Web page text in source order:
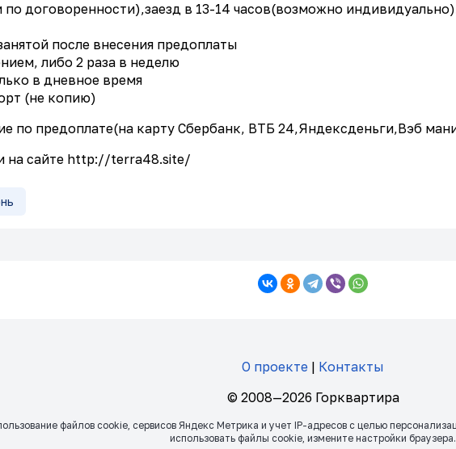
по договоренности),заезд в 13-14 часов(возможно
после внесения предоплаты
либо 2 раза в неделю
в дневное время
(не копию)
по предоплате(на карту Сбербанк, ВТБ 24,Яндексденьги,Вэб
на сайте http://terra48.site/
О проекте | Контакты
© 2008—2026 Горквартира
файлов сookie, сервисов Яндекс Метрика и учет IP-адресов с целью
использовать файлы сookie, измените настройки браузера.